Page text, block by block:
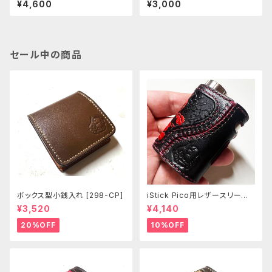
¥4,600 ¥3,000
セール中の商品
ボックス型小銭入れ [298-CP]
¥3,520
20%OFF
iStick Pico用レザースリーブ
[381-pc]
¥4,140
10%OFF